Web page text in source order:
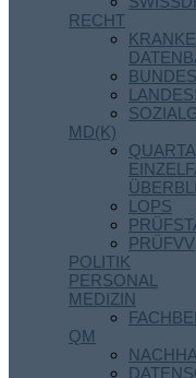
RECHT
MD(K)
LOPS
PRÜFVV
POLITIK
PERSONAL
MEDIZIN
QM